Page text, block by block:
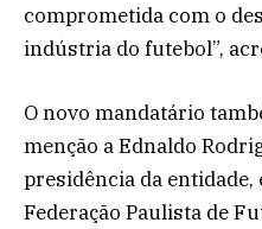
comprometida com o
indústria do futebol”,
O novo mandatário
menção a Ednaldo
presidência da entidade,
Federação Paulista de